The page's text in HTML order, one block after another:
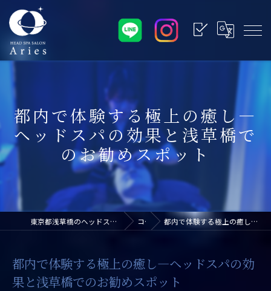
都内で体験する極上の癒し—
ヘッドスパの効果と浅草橋で
のお勧めスポット
東京都浅草橋のヘッドスパなら浅草橋ドライヘッドスパ専門店アリエス コラム 都内で体験する極上の癒し—ヘッドスパの効果と浅草橋でのお勧めスポット
都内で体験する極上の癒し—ヘッドスパの効
果と浅草橋でのお勧めスポット